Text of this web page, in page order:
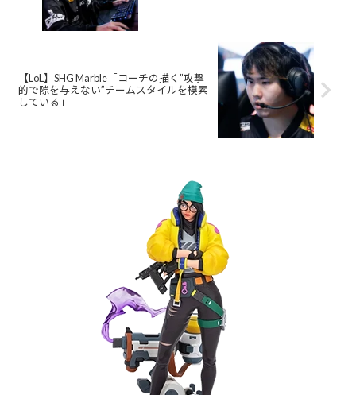
【LoL】SHG Marble「コーチの描く”攻撃
的で隙を与えない”チームスタイルを模索
している」